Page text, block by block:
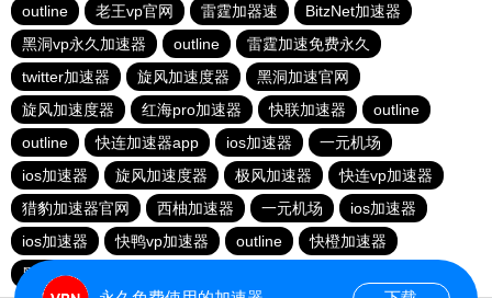
outline
老王vp官网 雷霆加器速
BitzNet加速器
黑洞vp永久加速器
outline
雷霆加速免费永久
twitter加速器
旋风加速度器
黑洞加速官网
旋风加速度器
红海pro加速器 快联加速器
outline
outline
快连加速器app ios加速器
一元机场
ios加速器
旋风加速度器 极风加速器
快连vp加速器
猎豹加速器官网
西柚加速器 一元机场
ios加速器
ios加速器
快鸭vp加速器 outline
快橙加速器
黑洞vqn加速